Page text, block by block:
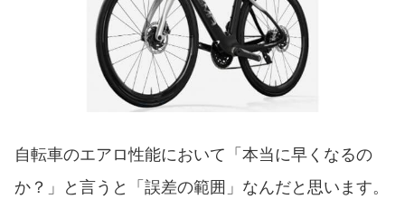
自転車のエアロ性能において「本当に早くなるの
か？」と言うと「誤差の範囲」なんだと思います。